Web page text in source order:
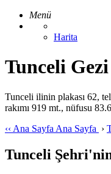
Menü
Harita
Tunceli
Tunceli ilinin plakası 62,
rakımı 919 mt., nüfusu
‹‹ Ana Sayfa Ana Sayfa ›
Tunceli